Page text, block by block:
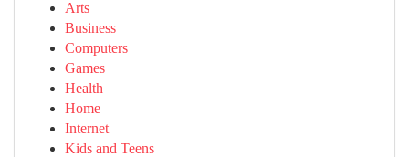
Arts
Business
Computers
Games
Health
Home
Internet
Kids and Teens